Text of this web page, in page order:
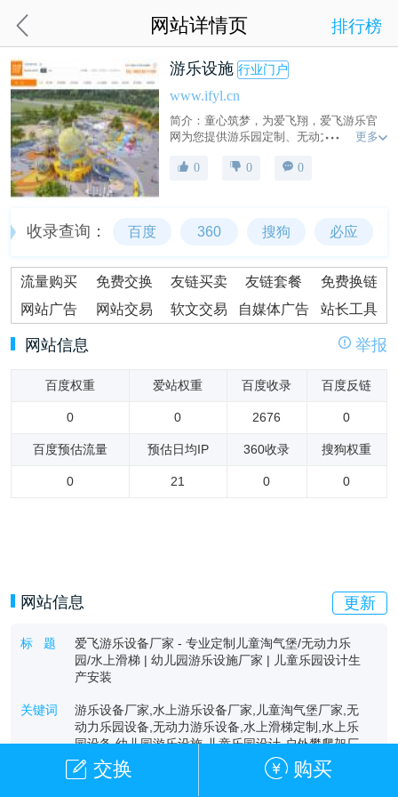
网站详情页 排行榜
游乐设施 行业门户
www.ifyl.cn
简介：童心筑梦，为爱飞翔，爱飞游乐官
网为您提供游乐园定制、无动力游乐设备
园设施定制、水上乐园定制、乐园场地免
更多
0 0 0
收录查询： 百度 360 搜狗 必应
流量购买 免费交换 友链买卖 友链套餐
免费换链
网站广告
网站交易 软文交易 自媒体广告 站长工具
网站信息 举报
百度权重 爱站权重 百度收录 百度反链
0 0 2676 0
百度预估流量 预估日均IP 360收录 搜狗权重
0 21 0 0
网站信息 更新
标 题
爱飞游乐设备厂家 - 专业定制儿童淘气堡/无动力乐
园/水上滑梯 | 幼儿园游乐设施厂家 | 儿童乐园设计生
产安装
关键词
游乐设备厂家,水上游乐设备厂家,儿童淘气堡厂家,无
动力乐园设备,无动力游乐设备,水上滑梯定制,水上乐
园设备,幼儿园游乐设施,儿童乐园设计,户外攀爬架厂
家,淘气堡批发价格
爱飞游乐设备厂家专注儿童淘气堡、无动力乐园及水
交换 购买